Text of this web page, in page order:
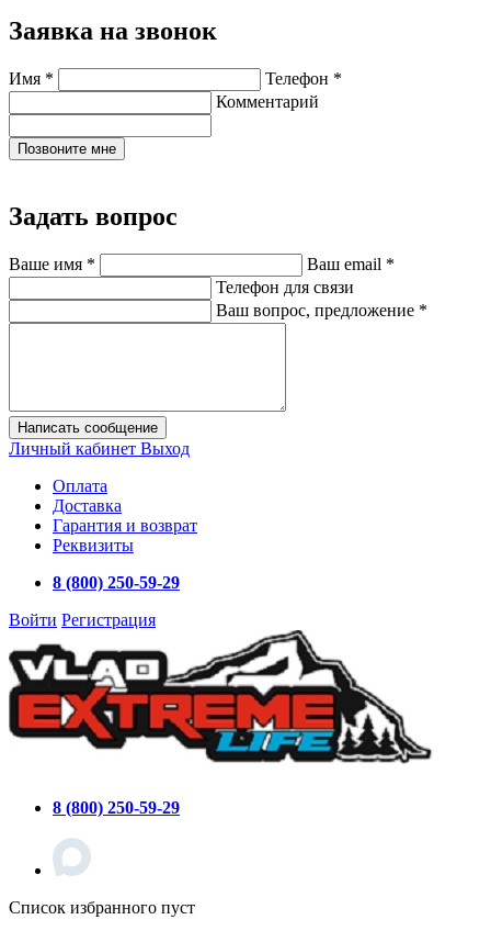
Заявка на звонок
Имя * Телефон *
Комментарий
Позвоните мне
Задать вопрос
Ваше имя * Ваш email *
Телефон для связи
Ваш вопрос, предложение *
Написать сообщение
Личный кабинет Выход
Оплата
Доставка
Гарантия и возврат
Реквизиты
8 (800) 250-59-29
Войти Регистрация
8 (800) 250-59-29
Список избранного пуст